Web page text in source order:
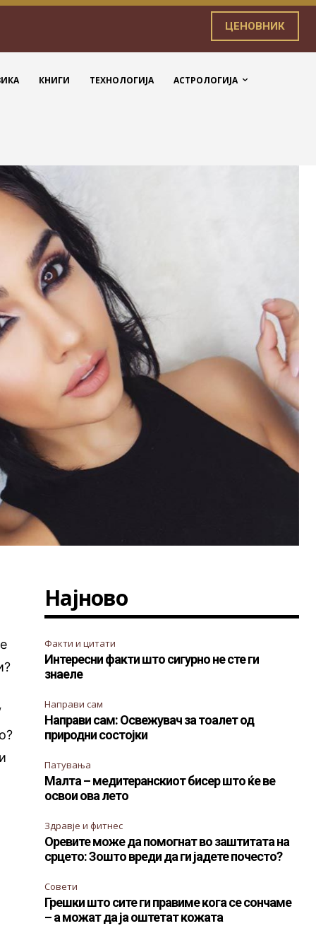
ЦЕНОВНИК
КНИГИ ТЕХНОЛОГИЈА АСТРОЛОГИЈА
Најново
Факти и цитати
Интересни факти што сигурно не сте ги
знаеле
Направи сам
Направи сам: Освежувач за тоалет од
природни состојки
Патувања
Малта – медитеранскиот бисер што ќе ве
освои ова лето
Здравје и фитнес
Оревите може да помогнат во заштитата на
срцето: Зошто вреди да ги јадете почесто?
Совети
Грешки што сите ги правиме кога се сончаме
– а можат да ја оштетат кожата